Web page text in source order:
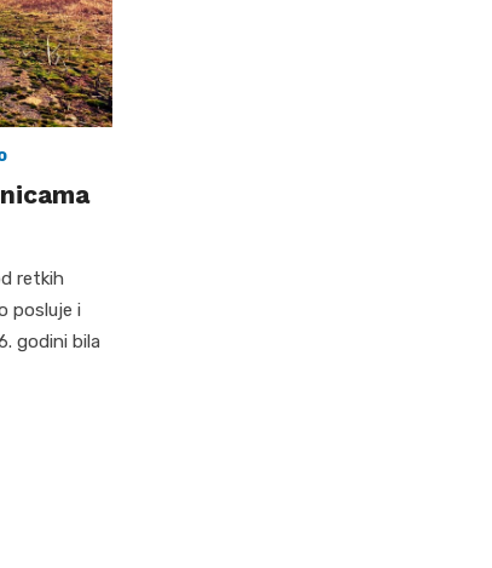
retkih
posluje i
godini bilа